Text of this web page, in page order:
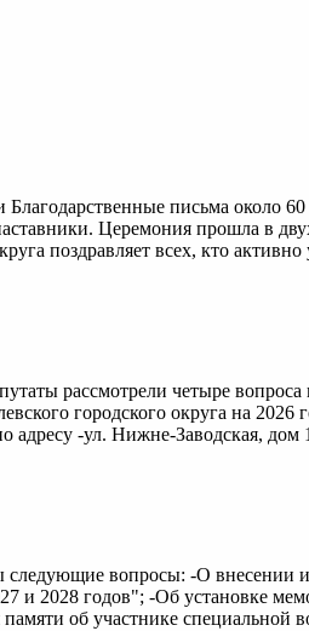
письма около
Церемония прошла в
поздравляет всех, кто
рассмотрели четыре
городского округа на
-ул. Нижне-Заводская, дом
следующие вопросы: -О
и 2028 годов"; -Об установке
об участнике специальной